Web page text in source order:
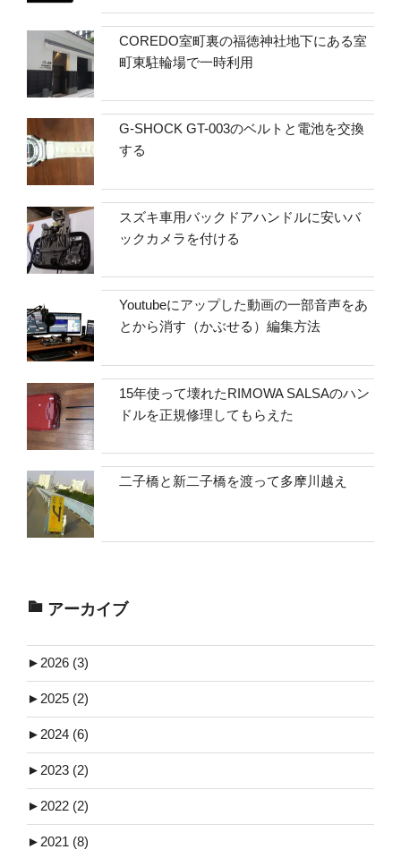
COREDO室町裏の福徳神社地下にある室
町東駐輪場で一時利用
G-SHOCK GT-003のベルトと電池を交換
する
スズキ車用バックドアハンドルに安いバ
ックカメラを付ける
Youtubeにアップした動画の一部音声をあ
とから消す（かぶせる）編集方法
15年使って壊れたRIMOWA SALSAのハン
ドルを正規修理してもらえた
二子橋と新二子橋を渡って多摩川越え
アーカイブ
►2026 (3)
►2025 (2)
►2024 (6)
►2023 (2)
►2022 (2)
►2021 (8)